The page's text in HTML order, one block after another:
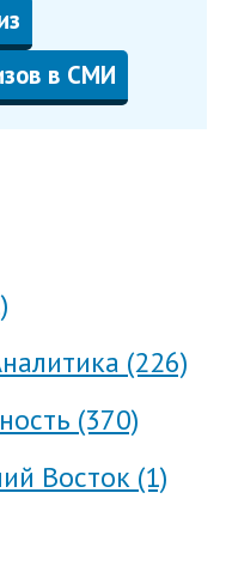
в СМИ
(226)
(370)
Восток (1)